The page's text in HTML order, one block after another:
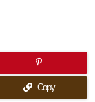
Copy